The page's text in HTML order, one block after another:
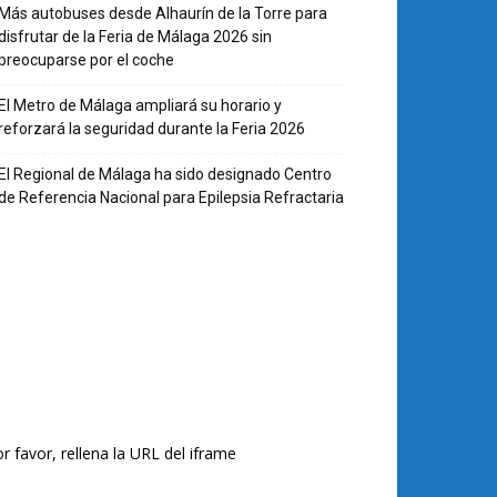
autobuses desde Alhaurín de la Torre para
de la Feria de Málaga 2026 sin
por el coche
Metro de Málaga ampliará su horario y
la seguridad durante la Feria 2026
Regional de Málaga ha sido designado Centro
Referencia Nacional para Epilepsia Refractaria
favor, rellena la URL del iframe